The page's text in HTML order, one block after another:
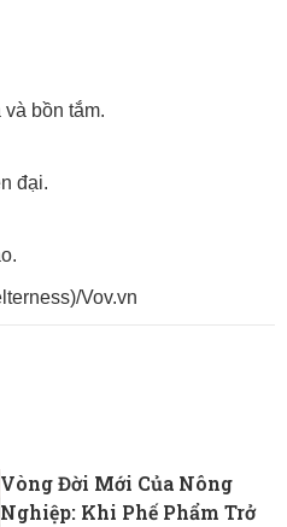
bồn tắm.
đại.
Vov.vn
Vòng Đời Mới Của Nông
Nghiệp: Khi Phế Phẩm Trở